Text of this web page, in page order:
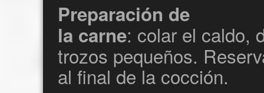
Preparación de
la carne: colar el caldo,
trozos pequeños.
al final de la cocción.